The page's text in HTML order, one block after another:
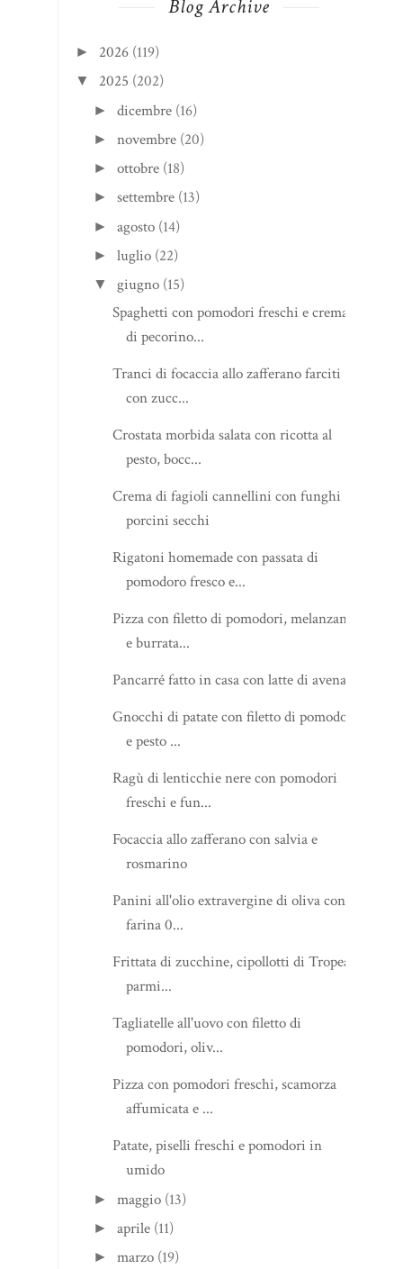
Blog Archive
► 2026 (119)
▼ 2025 (202)
►dicembre (16)
►novembre (20)
►ottobre (18)
►settembre (13)
►agosto (14)
►luglio (22)
▼ giugno (15)
Spaghetti con pomodori freschi e crema
di pecorino...
Tranci di focaccia allo zafferano farciti
con zucc...
Crostata morbida salata con ricotta al
pesto, bocc...
Crema di fagioli cannellini con funghi
porcini secchi
Rigatoni homemade con passata di
pomodoro fresco e...
Pizza con filetto di pomodori, melanzane
e burrata...
Pancarré fatto in casa con latte di avena
Gnocchi di patate con filetto di pomodori
e pesto ...
Ragù di lenticchie nere con pomodori
freschi e fun...
Focaccia allo zafferano con salvia e
rosmarino
Panini all'olio extravergine di oliva con
farina 0...
Frittata di zucchine, cipollotti di Tropea e
parmi...
Tagliatelle all'uovo con filetto di
pomodori, oliv...
Pizza con pomodori freschi, scamorza
affumicata e ...
Patate, piselli freschi e pomodori in
umido
►maggio (13)
►aprile (11)
►marzo (19)